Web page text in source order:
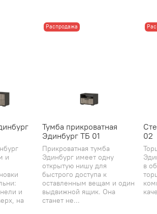
и
и
на
Распродажа
Тумба прикроватная
Эдинбург ТБ 01
Прикроватная тумба
Эдинбург имеет одну
открытую нишу для
быстрого доступа к
оставленным вещам и один
выдвижной ящик. Она
станет не...
02
в